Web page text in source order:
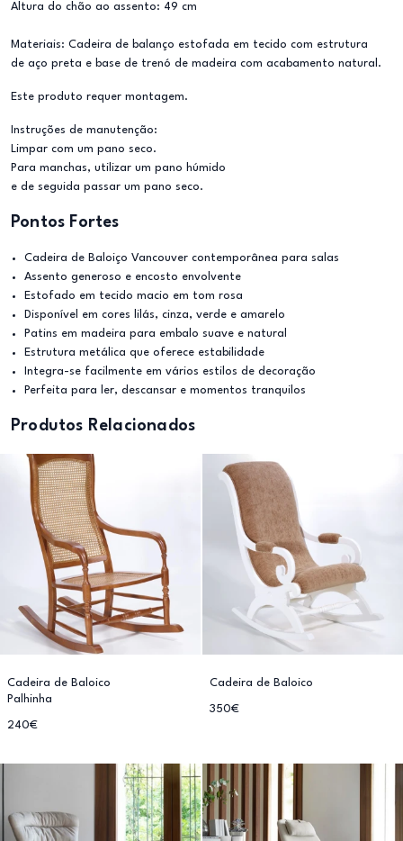
Altura do chão ao assento: 49 cm
Materiais: Cadeira de balanço estofada em tecido com estrutura
de aço preta e base de trenó de madeira com acabamento natural.
Este produto requer montagem.
Instruções de manutenção:
Limpar com um pano seco.
Para manchas, utilizar um pano húmido
e de seguida passar um pano seco.
Pontos Fortes
Cadeira de Baloiço Vancouver contemporânea para salas
Assento generoso e encosto envolvente
Estofado em tecido macio em tom rosa
Disponível em cores lilás, cinza, verde e amarelo
Patins em madeira para embalo suave e natural
Estrutura metálica que oferece estabilidade
Integra-se facilmente em vários estilos de decoração
Perfeita para ler, descansar e momentos tranquilos
Produtos Relacionados
Cadeira de Baloico
Palhinha
240€
Cadeira de Baloico
350€